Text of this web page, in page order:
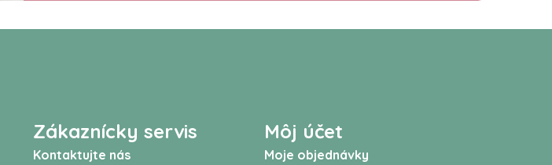
Zákaznícky servis
Kontaktujte nás
Môj účet
Moje objednávky